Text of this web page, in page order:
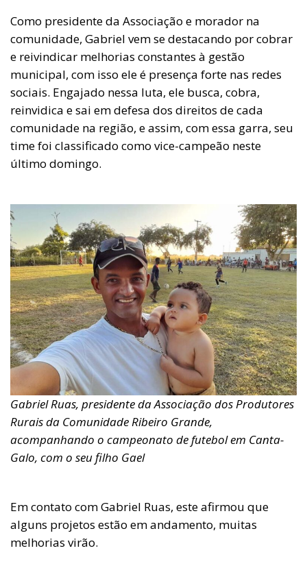
Como presidente da Associação e morador na
comunidade, Gabriel vem se destacando por cobrar
e reivindicar melhorias constantes à gestão
municipal, com isso ele é presença forte nas redes
sociais. Engajado nessa luta, ele busca, cobra,
reinvidica e sai em defesa dos direitos de cada
comunidade na região, e assim, com essa garra, seu
time foi classificado como vice-campeão neste
último domingo.
Gabriel Ruas, presidente da Associação dos Produtores
Rurais da Comunidade Ribeiro Grande,
acompanhando o campeonato de futebol em Canta-
Galo, com o seu filho Gael
Em contato com Gabriel Ruas, este afirmou que
alguns projetos estão em andamento, muitas
melhorias virão.